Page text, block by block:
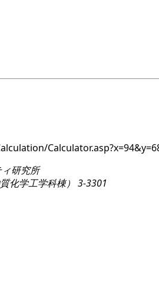
研究所
化学工学科棟） 3-3301